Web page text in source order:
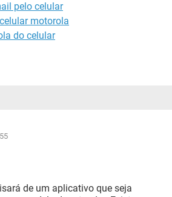
pelo celular
motorola
do celular
de um aplicativo que seja